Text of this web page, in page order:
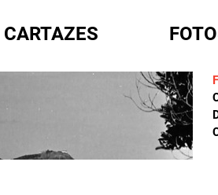
CARTAZES
DE BUSCA